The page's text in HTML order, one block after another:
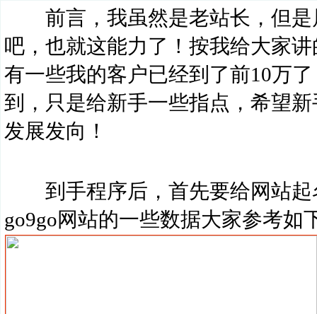
前言，我虽然是老站长，但是
吧，也就这能力了！按我给大家
有一些我的客户已经到了前10万
到，只是给新手一些指点，希望
发展发向！
到手程序后，首先要给网站起
go9go网站的一些数据大家参考如